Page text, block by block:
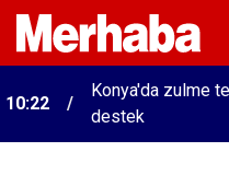
10:22
Konya'da zulme
destek